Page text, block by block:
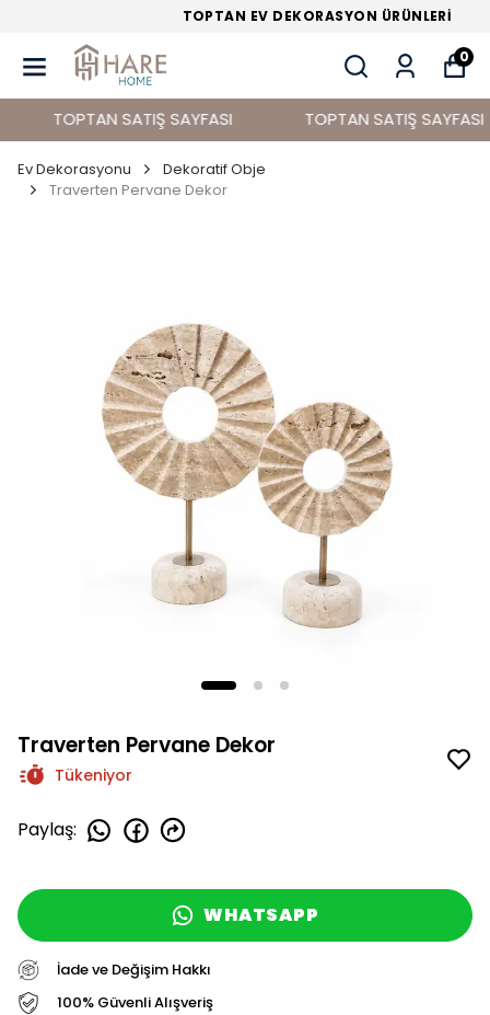
TOPTAN EV DEKORASYON ÜRÜNLERİ
0
TOPTAN SATIŞ SAYFASI TOPTAN SATIŞ SAYFASI
Ev Dekorasyonu
Dekoratif Obje
Traverten Pervane Dekor
Traverten Pervane Dekor
Tükeniyor
Paylaş:
WHATSAPP
İade ve Değişim Hakkı
100% Güvenli Alışveriş